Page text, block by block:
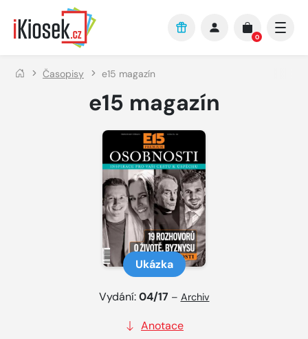
Přejít na hlavní obsah
0
Časopisy e15 magazín
e15 magazín
Ukázka
Vydání:04/17 – Archiv
Anotace